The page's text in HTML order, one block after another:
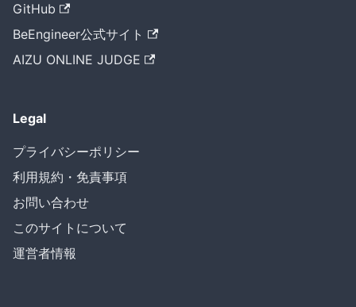
GitHub
BeEngineer公式サイト
AIZU ONLINE JUDGE
Legal
プライバシーポリシー
利用規約・免責事項
お問い合わせ
このサイトについて
運営者情報